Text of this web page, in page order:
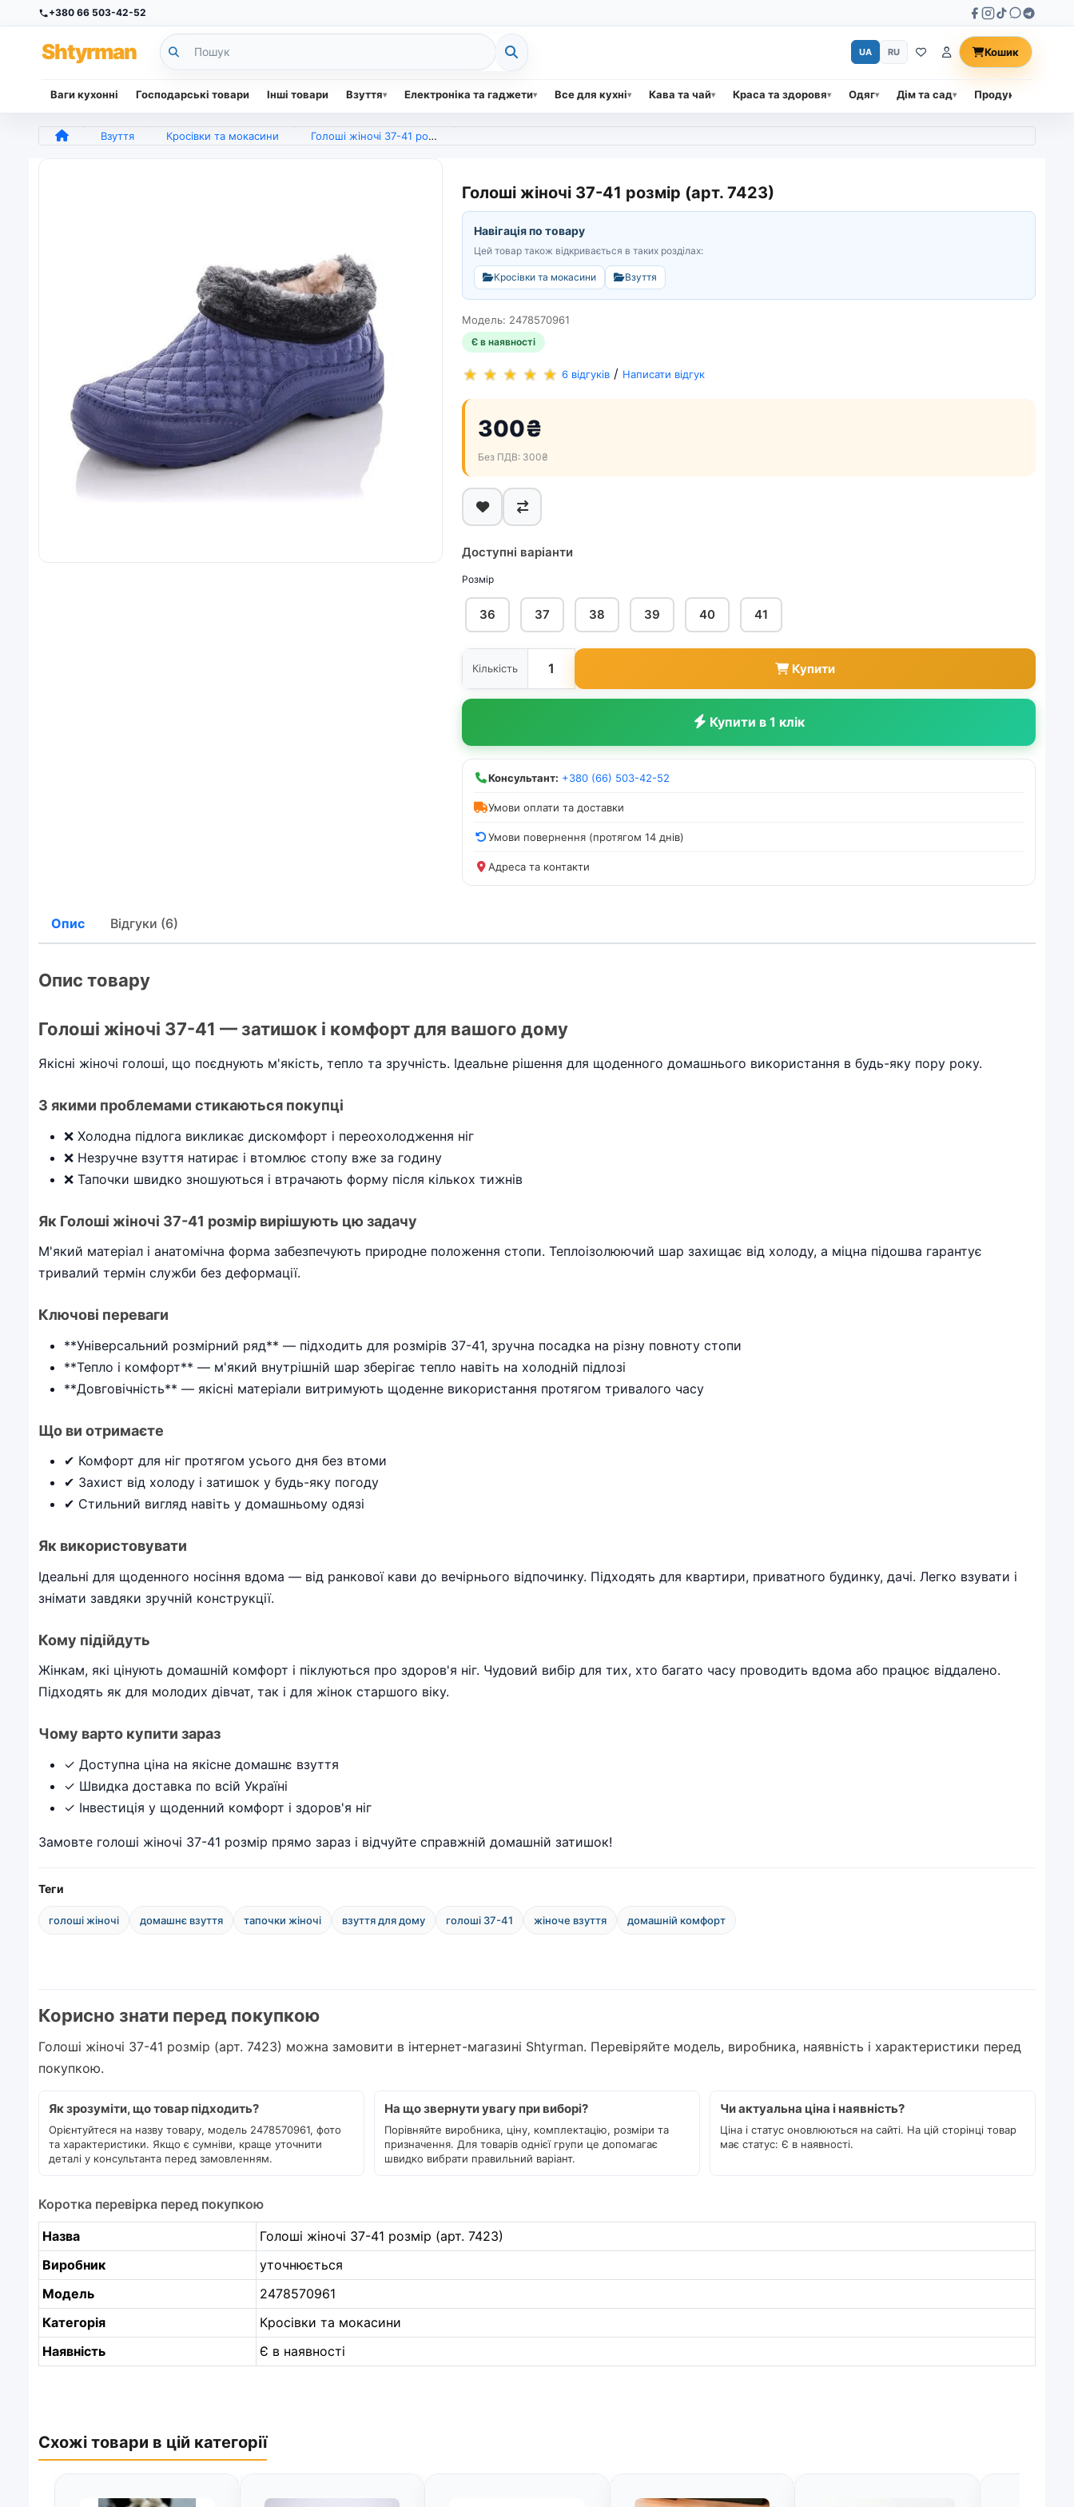
+380 66 503-42-52
Shtyrman
Ваги кухонні Господарські товари Інші товари Взуття Електроніка та гаджети Все для кухні Кава та чай Краса та здоровя Одяг Дім та сад Продукти
UA RU Кошик
Взуття Кросівки та мокасини Голоші жіночі 37-41 розмір (арт. 7423)
Голоші жіночі 37-41 розмір (арт. 7423)
Навігація по товару
Цей товар також відкривається в таких розділах:
Кросівки та мокасини Взуття
Модель: 2478570961
Є в наявності
6 відгуків / Написати відгук
300₴
Без ПДВ: 300₴
Доступні варіанти
Розмір
36 37 38 39 40 41
Кількість Купити
Купити в 1 клік
Консультант: +380 (66) 503-42-52
Умови оплати та доставки
Умови повернення (протягом 14 днів)
Адреса та контакти
Опис Відгуки (6)
Опис товару
Голоші жіночі 37-41 — затишок і комфорт для вашого дому
Якісні жіночі голоші, що поєднують м'якість, тепло та зручність. Ідеальне рішення для щоденного домашнього використання в будь-яку пору року.
З якими проблемами стикаються покупці
❌ Холодна підлога викликає дискомфорт і переохолодження ніг
❌ Незручне взуття натирає і втомлює стопу вже за годину
❌ Тапочки швидко зношуються і втрачають форму після кількох тижнів
Як Голоші жіночі 37-41 розмір вирішують цю задачу
М'який матеріал і анатомічна форма забезпечують природне положення стопи. Теплоізолюючий шар захищає від холоду, а міцна підошва гарантує
тривалий термін служби без деформації.
Ключові переваги
**Універсальний розмірний ряд** — підходить для розмірів 37-41, зручна посадка на різну повноту стопи
**Тепло і комфорт** — м'який внутрішній шар зберігає тепло навіть на холодній підлозі
**Довговічність** — якісні матеріали витримують щоденне використання протягом тривалого часу
Що ви отримаєте
✔ Комфорт для ніг протягом усього дня без втоми
✔ Захист від холоду і затишок у будь-яку погоду
✔ Стильний вигляд навіть у домашньому одязі
Як використовувати
Ідеальні для щоденного носіння вдома — від ранкової кави до вечірнього відпочинку. Підходять для квартири, приватного будинку, дачі. Легко взувати і
знімати завдяки зручній конструкції.
Кому підійдуть
Жінкам, які цінують домашній комфорт і піклуються про здоров'я ніг. Чудовий вибір для тих, хто багато часу проводить вдома або працює віддалено.
Підходять як для молодих дівчат, так і для жінок старшого віку.
Чому варто купити зараз
✓ Доступна ціна на якісне домашнє взуття
✓ Швидка доставка по всій Україні
✓ Інвестиція у щоденний комфорт і здоров'я ніг
Замовте голоші жіночі 37-41 розмір прямо зараз і відчуйте справжній домашній затишок!
Теги
голоші жіночі домашнє взуття тапочки жіночі взуття для дому голоші 37-41 жіноче взуття домашній комфорт
Корисно знати перед покупкою
Голоші жіночі 37-41 розмір (арт. 7423) можна замовити в інтернет-магазині Shtyrman. Перевіряйте модель, виробника, наявність і характеристики перед
покупкою.
Як зрозуміти, що товар підходить?
Орієнтуйтеся на назву товару, модель 2478570961, фото
та характеристики. Якщо є сумніви, краще уточнити
деталі у консультанта перед замовленням.
На що звернути увагу при виборі?
Порівняйте виробника, ціну, комплектацію, розміри та
призначення. Для товарів однієї групи це допомагає
швидко вибрати правильний варіант.
Чи актуальна ціна і наявність?
Ціна і статус оновлюються на сайті. На цій сторінці товар
має статус: Є в наявності.
Коротка перевірка перед покупкою
Назва
Голоші жіночі 37-41 розмір (арт. 7423)
Виробник
уточнюється
Модель
2478570961
Категорія
Кросівки та мокасини
Наявність
Є в наявності
Схожі товари в цій категорії